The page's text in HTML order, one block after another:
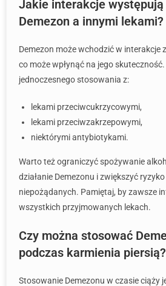
Jakie interakcje
Demezon a innymi lekami?
Demezon może wchodzić w interakcje
co może wpłynąć na jego
jednoczesnego stosowania z:
lekami przeciwcukrzycowymi,
lekami przeciwzakrzepowymi,
niektórymi antybiotykami.
Warto też ograniczyć spożywanie
działanie Demezonu i zwiększyć ryzyko
niepożądanych. Pamiętaj, by zawsze
wszystkich przyjmowanych lekach.
Czy można stosować
podczas karmienia piersią?
Stosowanie Demezonu w czasie ciąży